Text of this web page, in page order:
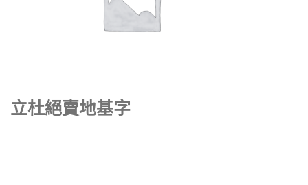
立杜絕賣地基字